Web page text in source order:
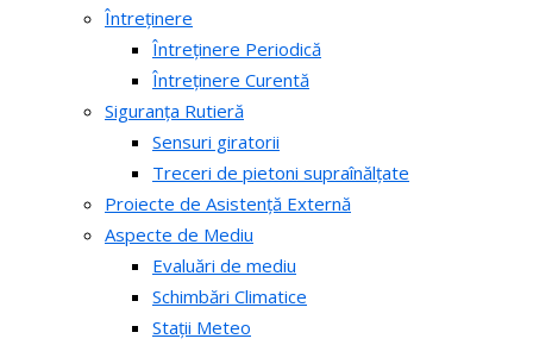
Întreținere
Întreținere Periodică
Întreținere Curentă
Siguranța Rutieră
Sensuri giratorii
Treceri de pietoni supraînălțate
Proiecte de Asistență Externă
Aspecte de Mediu
Evaluări de mediu
Schimbări Climatice
Stații Meteo